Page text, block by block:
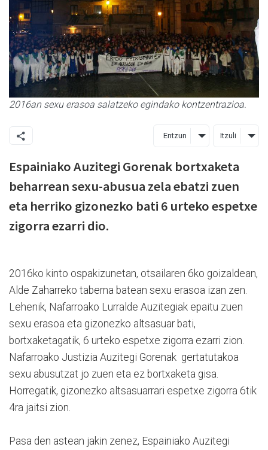
2016an sexu erasoa salatzeko egindako kontzentrazioa.
Entzun Itzuli
Espainiako Auzitegi Gorenak bortxaketa
beharrean sexu-abusua zela ebatzi zuen
eta herriko gizonezko bati 6 urteko espetxe
zigorra ezarri dio.
2016ko kinto ospakizunetan, otsailaren 6ko goizaldean,
Alde Zaharreko taberna batean sexu erasoa izan zen.
Lehenik, Nafarroako Lurralde Auzitegiak epaitu zuen
sexu erasoa eta gizonezko altsasuar bati,
bortxaketagatik, 6 urteko espetxe zigorra ezarri zion.
Nafarroako Justizia Auzitegi Gorenak gertatutakoa
sexu abusutzat jo zuen eta ez bortxaketa gisa.
Horregatik, gizonezko altsasuarrari espetxe zigorra 6tik
4ra jaitsi zion.
Pasa den astean jakin zenez, Espainiako Auzitegi